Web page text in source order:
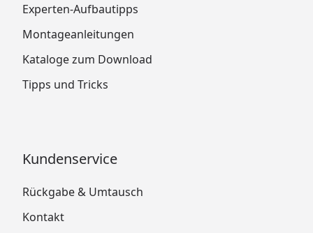
Experten-Aufbautipps
Montageanleitungen
Kataloge zum Download
Tipps und Tricks
Kundenservice
Rückgabe & Umtausch
Kontakt